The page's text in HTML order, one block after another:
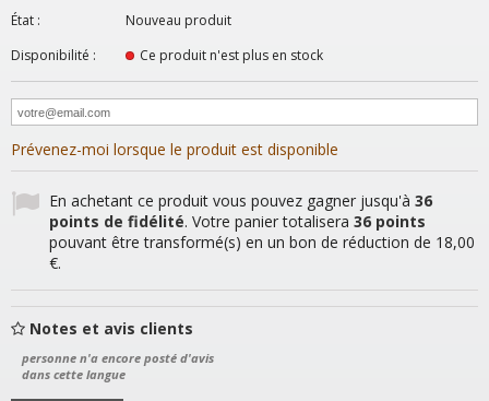
État :
Nouveau produit
Disponibilité :
Ce produit n'est plus en stock
Prévenez-moi lorsque le produit est disponible
En achetant ce produit vous pouvez gagner jusqu'à 36
points de fidélité. Votre panier totalisera 36 points
pouvant être transformé(s) en un bon de réduction de 18,00
€.
Notes et avis clients
personne n'a encore posté d'avis
dans cette langue